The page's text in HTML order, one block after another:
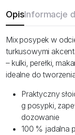
OpisInformacje
Mix posypek w
turkusowymi
– kulki, perełki,
idealne do
Praktyczny
g posypki,
dozowanie
100 % jadalna